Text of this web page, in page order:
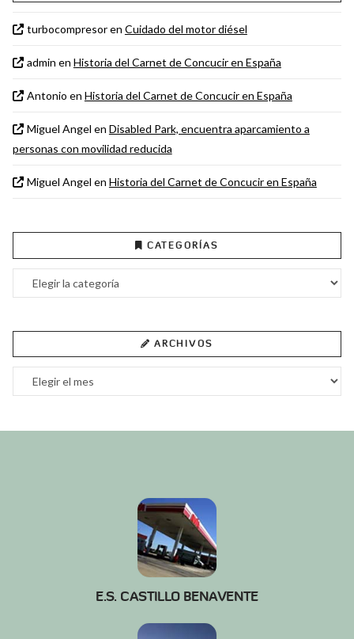
turbocompresoren Cuidado del motor diésel
admin en Historia del Carnet de Concucir en España
Antonio en Historia del Carnet de Concucir en España
Miguel Angel en Disabled Park, encuentra aparcamiento a
personas con movilidad reducida
Miguel Angel en Historia del Carnet de Concucir en España
CATEGORÍAS
Categorías
ARCHIVOS
Archivos
E.S. CASTILLO BENAVENTE